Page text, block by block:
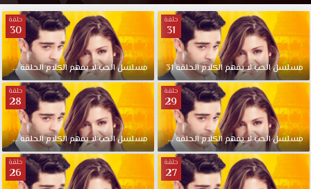
موقع
قصة
عشق
موقع
قصة
عشق
HD.
القصة
قصة
المسلسل
التركي
الحب
لايفهم
من
حلقة
31
مسلسلالحبلايفهمالكلامالحلقة31
حلقة
30
مسلسلالحبلايفهمالكلامالحلقة30
حلقة
29
مسلسلالحبلايفهمالكلامالحلقة29
حلقة
28
مسلسلالحبلايفهمالكلامالحلقة28
حلقة
27
حلقة
26